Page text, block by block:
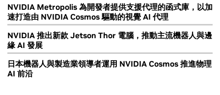
NVIDIA Metropolis 為開發者提供支援代理的函式庫，以加
速打造由 NVIDIA Cosmos 驅動的視覺 AI 代理
NVIDIA 推出新款 Jetson Thor 電腦，推動主流機器人與邊
緣 AI 發展
日本機器人與製造業領導者運用 NVIDIA Cosmos 推進物理
AI 前沿